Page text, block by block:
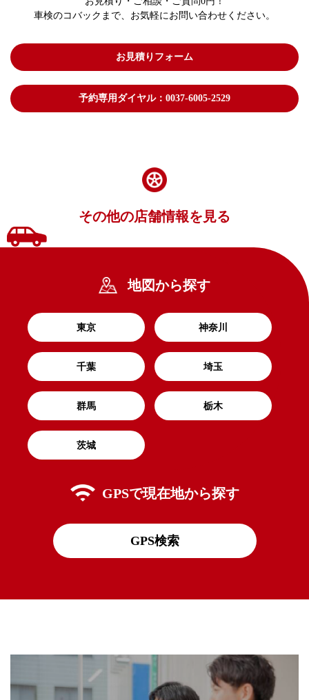
車検のコバックまで、お気軽にお問い合わせください。
お見積りフォーム
予約専用ダイヤル：0037-6005-2529
その他の店舗情報を見る
地図から探す
東京 神奈川
千葉 埼玉
群馬 栃木
茨城
GPSで現在地から探す
GPS検索